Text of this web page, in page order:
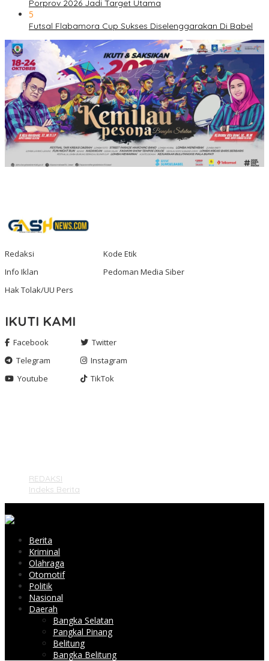
Porprov 2026 Jadi Target Utama
5
Futsal Flabamora Cup Sukses Diselenggarakan Di Babel
Redaksi
Kode Etik
Info Iklan
Pedoman Media Siber
Hak Tolak/UU Pers
IKUTI KAMI
Facebook
Twitter
Telegram
Instagram
Youtube
TikTok
REDAKSI
Indeks Berita
Berita
Kriminal
Olahraga
Otomotif
Politik
Nasional
Daerah
Bangka Selatan
Pangkal Pinang
Belitung
Bangka Belitung